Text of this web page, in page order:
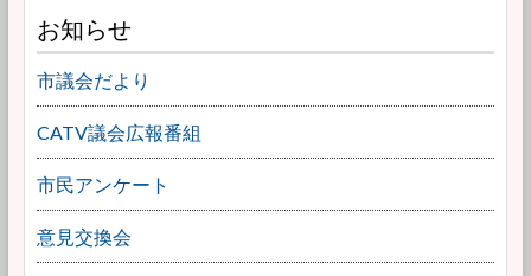
お知らせ
市議会だより
CATV議会広報番組
市民アンケート
意見交換会